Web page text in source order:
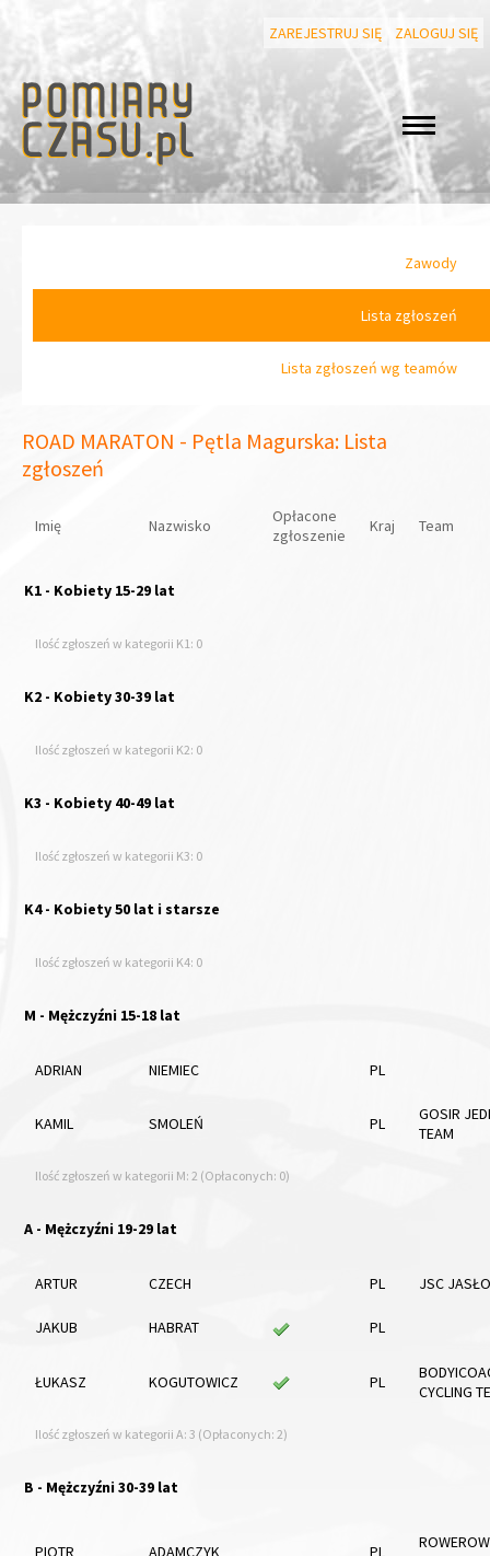
ZAREJESTRUJ SIĘ ZALOGUJ SIĘ
Zawody
Lista zgłoszeń
Lista zgłoszeń wg teamów
ROAD MARATON - Pętla Magurska: Lista
zgłoszeń
Imię Nazwisko
Opłacone
zgłoszenie
Kraj Team
K1 - Kobiety 15-29 lat
Ilość zgłoszeń w kategorii K1: 0
K2 - Kobiety 30-39 lat
Ilość zgłoszeń w kategorii K2: 0
K3 - Kobiety 40-49 lat
Ilość zgłoszeń w kategorii K3: 0
K4 - Kobiety 50 lat i starsze
Ilość zgłoszeń w kategorii K4: 0
M - Mężczyźni 15-18 lat
ADRIAN NIEMIEC PL
KAMIL SMOLEŃ PL
GOSIR
TEAM
Ilość zgłoszeń w kategorii M: 2 (Opłaconych: 0)
A - Mężczyźni 19-29 lat
ARTUR CZECH PL JSC JASŁO
JAKUB HABRAT PL
ŁUKASZ KOGUTOWICZ PL
CYCLING
Ilość zgłoszeń w kategorii A: 3 (Opłaconych: 2)
B - Mężczyźni 30-39 lat
PIOTR ADAMCZYK PL